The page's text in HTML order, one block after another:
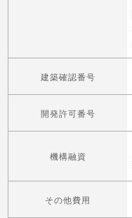
建築確認番号
開発許可番号
機構融資
その他費用